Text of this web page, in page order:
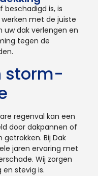
beschadigd is, is
met de juiste
uw dak verlengen en
tegen de
storm-
regenval kan een
door dakpannen of
Bij Dak
jaren ervaring met
Wij zorgen
stevig is.